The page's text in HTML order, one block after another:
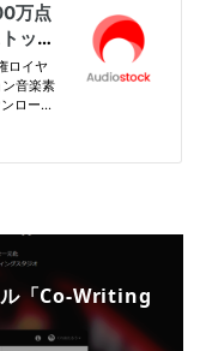
ル「Co-Writing